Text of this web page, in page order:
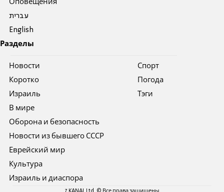
Оповещения
עברית
English
Разделы
Новости
Коротко
Израиль
В мире
Оборона и безопасность
Новости из бывшего СССР
Еврейский мир
Культура
Израиль и диаспора
Спорт
Погода
Тэги